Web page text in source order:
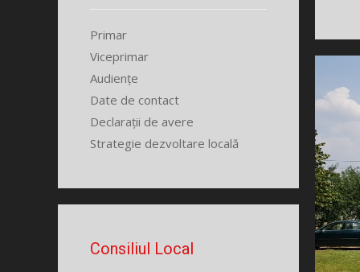
Primar
Viceprimar
Audiențe
Date de contact
Declarații de avere
Strategie dezvoltare locală
Consiliul Local